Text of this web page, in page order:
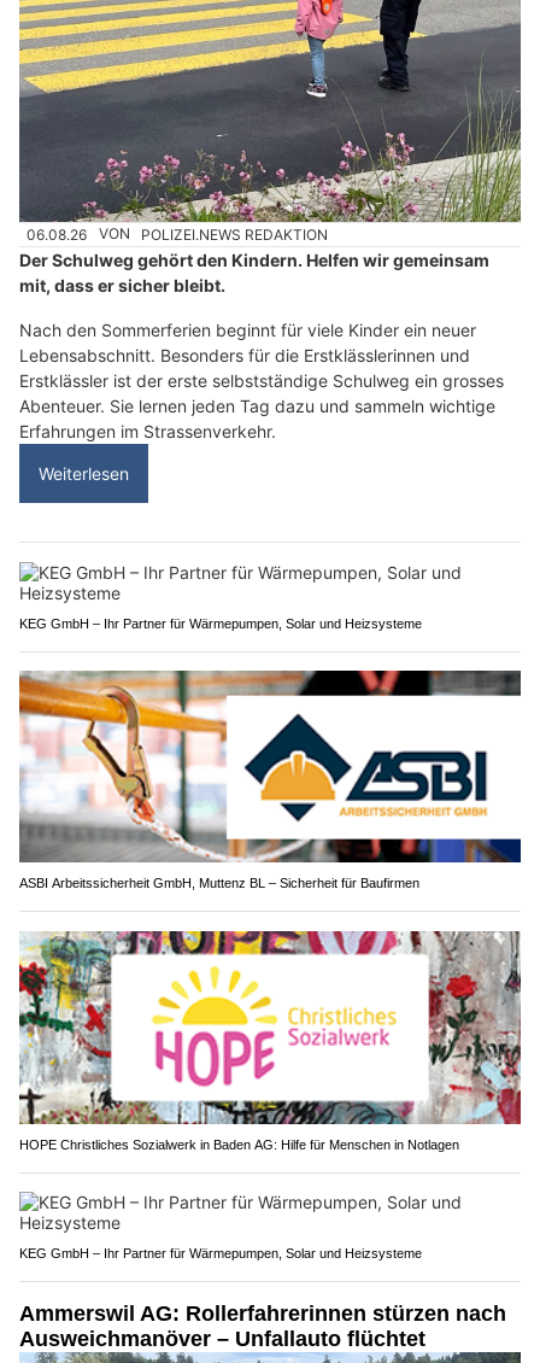
06.08.26 VON POLIZEI.NEWS REDAKTION
Der Schulweg gehört den Kindern. Helfen wir gemeinsam
mit, dass er sicher bleibt.
Nach den Sommerferien beginnt für viele Kinder ein neuer
Lebensabschnitt. Besonders für die Erstklässlerinnen und
Erstklässler ist der erste selbstständige Schulweg ein grosses
Abenteuer. Sie lernen jeden Tag dazu und sammeln wichtige
Erfahrungen im Strassenverkehr.
Weiterlesen
KEG GmbH – Ihr Partner für Wärmepumpen, Solar und Heizsysteme
ASBI Arbeitssicherheit GmbH, Muttenz BL – Sicherheit für Baufirmen
HOPE Christliches Sozialwerk in Baden AG: Hilfe für Menschen in Notlagen
KEG GmbH – Ihr Partner für Wärmepumpen, Solar und Heizsysteme
Ammerswil AG: Rollerfahrerinnen stürzen nach
Ausweichmanöver – Unfallauto flüchtet